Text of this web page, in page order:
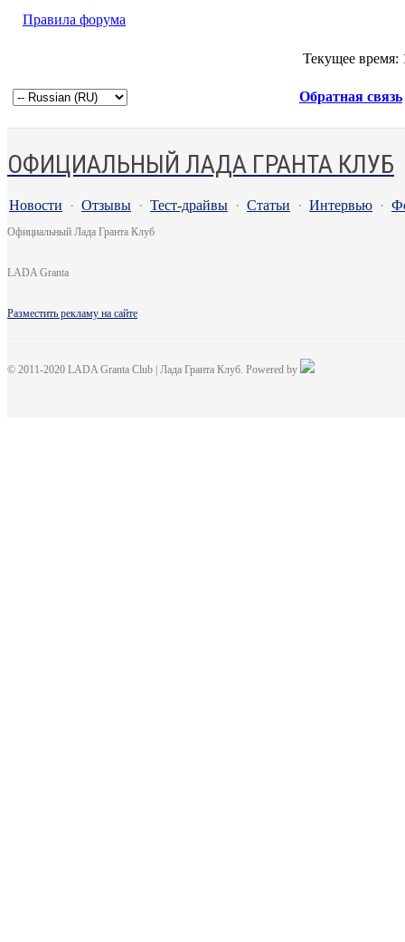
Правила форума
Текущее время:
Обратная связь
ОФИЦИАЛЬНЫЙ ЛАДА ГРАНТА КЛУБ
Новости · Отзывы · Тест-драйвы · Статьи · Интервью ·
Официальный Лада Гранта Клуб
LADA Granta
Разместить рекламу на сайте
© 2011-2020 LADA Granta Club | Лада Гранта Клуб. Powered by